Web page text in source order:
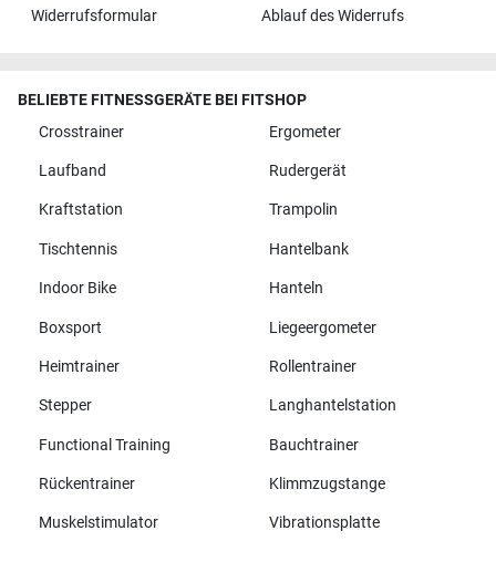
Widerrufsformular Ablauf des Widerrufs
BELIEBTE FITNESSGERÄTE BEI FITSHOP
Crosstrainer
Ergometer
Laufband Rudergerät
Kraftstation Trampolin
Tischtennis Hantelbank
Indoor Bike Hanteln
Boxsport Liegeergometer
Heimtrainer Rollentrainer
Stepper Langhantelstation
Functional Training Bauchtrainer
Rückentrainer Klimmzugstange
Muskelstimulator Vibrationsplatte